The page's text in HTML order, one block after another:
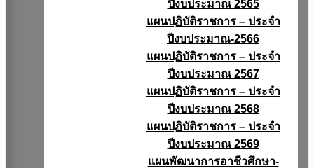
ปีงบประมาณ 2565
แผนปฏิบัติราชการ – ประจำ
ปีงบประมาณ-2566
แผนปฏิบัติราชการ – ประจำ
ปีงบประมาณ 2567
แผนปฏิบัติราชการ – ประจำ
ปีงบประมาณ 2568
แผนปฏิบัติราชการ – ประจำ
ปีงบประมาณ 2569
แผนพัฒนาการอาชีวศึกษา-